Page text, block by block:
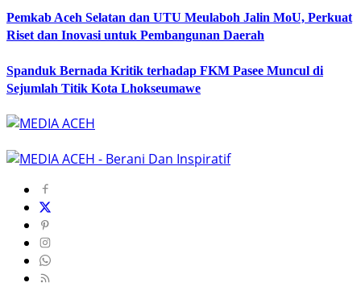
Pemkab Aceh Selatan dan UTU Meulaboh Jalin MoU, Perkuat
Riset dan Inovasi untuk Pembangunan Daerah
Spanduk Bernada Kritik terhadap FKM Pasee Muncul di
Sejumlah Titik Kota Lhokseumawe